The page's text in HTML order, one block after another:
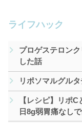
ライフハック
プロゲステロン
した話
リポソマルグル
【レシピ】リポ
日8g弱胃痛なし